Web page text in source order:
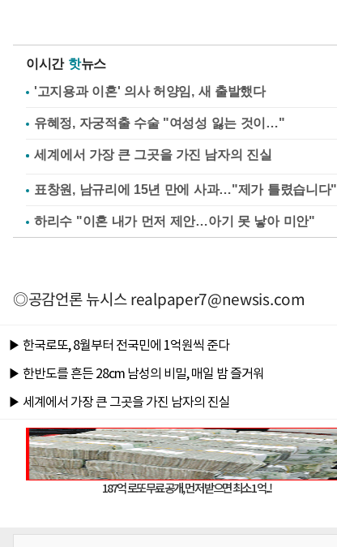
이시간 핫뉴스
'고지용과 이혼' 의사 허양임, 새 출발했다
유혜정, 자궁적출 수술 "여성성 잃는 것이…"
표창원, 남규리에 15년 만에 사과…"제가 틀렸습니다"
하리수 "이혼 내가 먼저 제안…아기 못 낳아 미안"
◎공감언론 뉴시스realpaper7@newsis.com